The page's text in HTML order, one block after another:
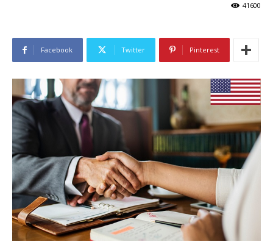
41600
Facebook Twitter Pinterest